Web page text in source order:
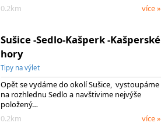
0.2km
více »
Sušice -Sedlo-Kašperk -Kašperské
hory
Tipy na výlet
Opět se vydáme do okolí Sušice, vystoupáme
na rozhlednu Sedlo a navštivime nejvýše
položený…
0.2km
více »